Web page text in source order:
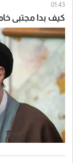
01:43
كيف بدا مجتبى